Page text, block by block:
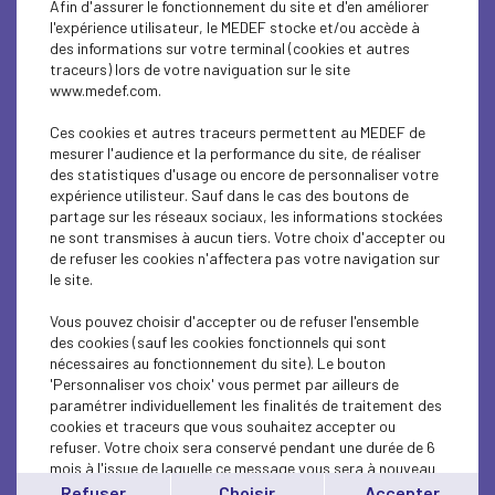
SOCIAL
CSR
PARITY-DIVERSITY
ECONOMY
ECONOMY
MEDEF LIFE
MEDEF LIFE
MEDEF LIFE
ECONOMY
Afin d'assurer le fonctionnement du site et d'en améliorer
l'expérience utilisateur, le MEDEF stocke et/ou accède à
des informations sur votre terminal (cookies et autres
traceurs) lors de votre naviguation sur le site
www.medef.com.
Ces cookies et autres traceurs permettent au MEDEF de
mesurer l'audience et la performance du site, de réaliser
des statistiques d'usage ou encore de personnaliser votre
expérience utilisteur. Sauf dans le cas des boutons de
partage sur les réseaux sociaux, les informations stockées
ne sont transmises à aucun tiers. Votre choix d'accepter ou
de refuser les cookies n'affectera pas votre navigation sur
le site.
Vous pouvez choisir d'accepter ou de refuser l'ensemble
des cookies (sauf les cookies fonctionnels qui sont
nécessaires au fonctionnement du site). Le bouton
'Personnaliser vos choix' vous permet par ailleurs de
paramétrer individuellement les finalités de traitement des
cookies et traceurs que vous souhaitez accepter ou
refuser. Votre choix sera conservé pendant une durée de 6
mois à l'issue de laquelle ce message vous sera à nouveau
affiché..